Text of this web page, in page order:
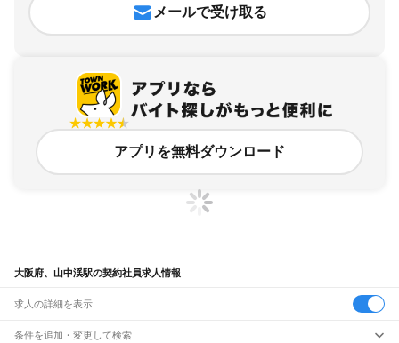
メールで受け取る
アプリを無料ダウンロード
大阪府、山中渓駅の契約社員求人情報
求人の詳細を表示
条件を追加・変更して検索